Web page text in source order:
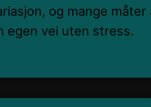
og mange
egen vei uten stress.